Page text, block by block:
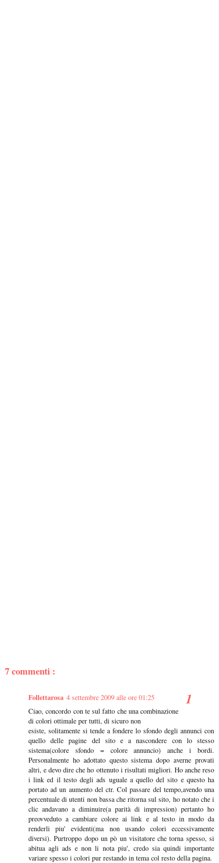
7 commenti :
Follettarosa 4 settembre 2009 alle ore 01:25
Ciao, concordo con te sul fatto che una combinazione
di colori ottimale per tutti, di sicuro non
esiste, solitamente si tende a fondere lo sfondo degli annunci con
quello delle pagine del sito e a nascondere con lo stesso
sistema(colore sfondo = colore annuncio) anche i bordi.
Personalmente ho adottato questo sistema dopo averne provati
altri, e devo dire che ho ottenuto i risultati migliori. Ho anche reso
i link ed il testo degli ads uguale a quello del sito e questo ha
portato ad un aumento del ctr. Col passare del tempo,avendo una
percentuale di utenti non bassa che ritorna sul sito, ho notato che i
clic andavano a diminuire(a parità di impression) pertanto ho
preovveduto a cambiare colore ai link e al testo in modo da
renderli piu' evidenti(ma non usando colori eccessivamente
diversi). Purtroppo dopo un pò un visitatore che torna spesso, si
abitua agli ads e non li nota piu', credo sia quindi importante
variare spesso i colori pur restando in tema col resto della pagina.